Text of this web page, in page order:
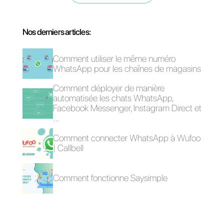
Quels sont les
avantages
TikTok avec
WhatsApp?